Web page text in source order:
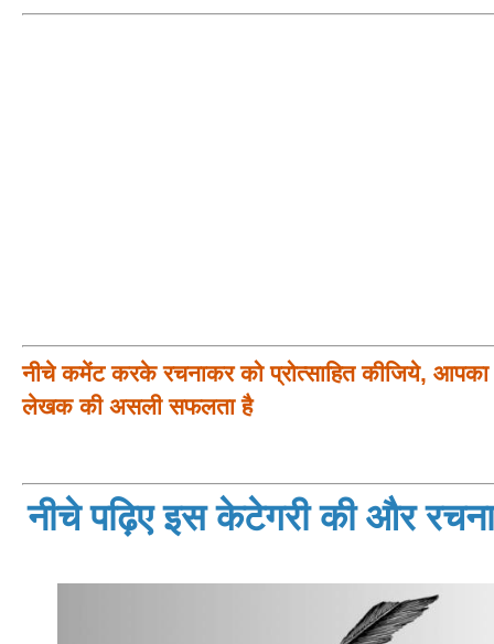
नीचे कमेंट करके रचनाकर को प्रोत्साहित कीजिये, आपका
लेखक की असली सफलता है
नीचे पढ़िए इस केटेगरी की और